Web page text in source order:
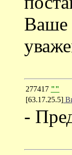
Ваше
277417 ""
[63.17.25.5]
-